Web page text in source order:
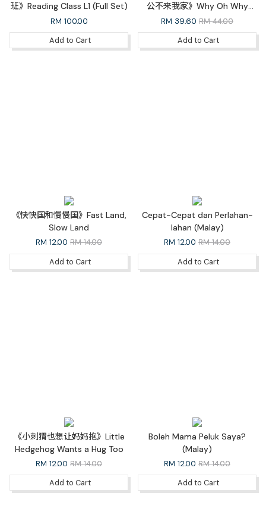
班》Reading Class L1 (Full Set)
RM 100.00
Add to Cart
公不来我家》Why Oh Why
Doesn’t Santa Come to My
House（中英双语）
RM 39.60 RM 44.00
Add to Cart
《快快国和慢慢国》Fast Land,
Slow Land
RM 12.00 RM 14.00
Add to Cart
Cepat-Cepat dan Perlahan-
lahan (Malay)
RM 12.00 RM 14.00
Add to Cart
《小刺猬也想让妈妈抱》Little
Hedgehog Wants a Hug Too
RM 12.00 RM 14.00
Add to Cart
Boleh Mama Peluk Saya?
(Malay)
RM 12.00 RM 14.00
Add to Cart